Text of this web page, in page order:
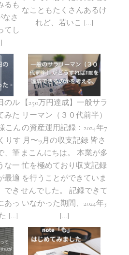
るも
なさ
てし
なこともたくさんあるけ
れど、若いこ […]
のル
みた
こん
りす
、筆
な一
最適
でき
あっ
[…]
【250万円達成】一般サラ
リーマン（３０代前半）
の資産運用記録：2024年7
月〜9月の収支記録 皆さ
まこんにちは。 本業が多
忙を極めており収支記録
を行うことができていま
せんでした。 記録できて
いなかった期間、2024年3
[…]